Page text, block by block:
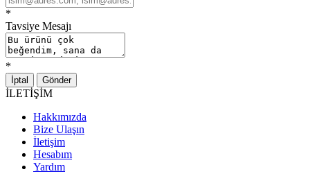
*
Tavsiye Mesajı
*
İptal Gönder
İLETİŞİM
Hakkımızda
Bize Ulaşın
İletişim
Hesabım
Yardım